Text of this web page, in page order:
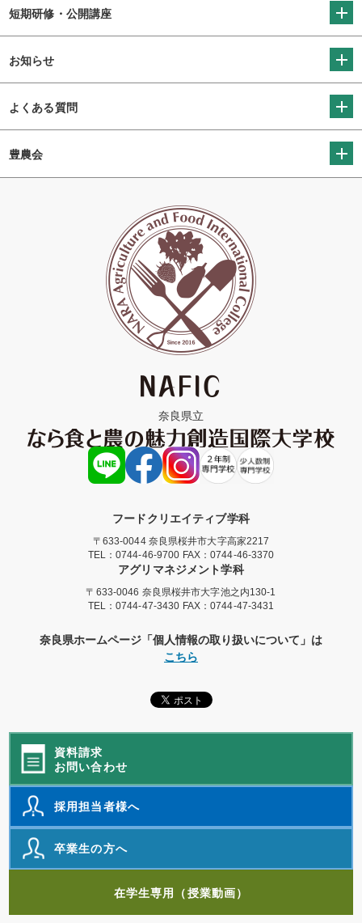
短期研修・公開講座
お知らせ
よくある質問
豊農会
奈良県立
フードクリエイティブ学科
〒633-0044 奈良県桜井市大字高家2217
TEL：0744-46-9700 FAX：0744-46-3370
アグリマネジメント学科
〒633-0046 奈良県桜井市大字池之内130-1
TEL：0744-47-3430 FAX：0744-47-3431
奈良県ホームページ「個人情報の取り扱いについて」は
こちら
資料請求
お問い合わせ
採用担当者様へ
卒業生の方へ
在学生専用（授業動画）